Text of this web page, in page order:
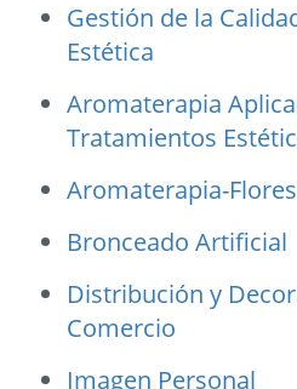
Gestión de la
Estética
Aromaterapia
Tratamientos
Aromaterapia-
Bronceado Artificial
Distribución y
Comercio
Imagen Personal